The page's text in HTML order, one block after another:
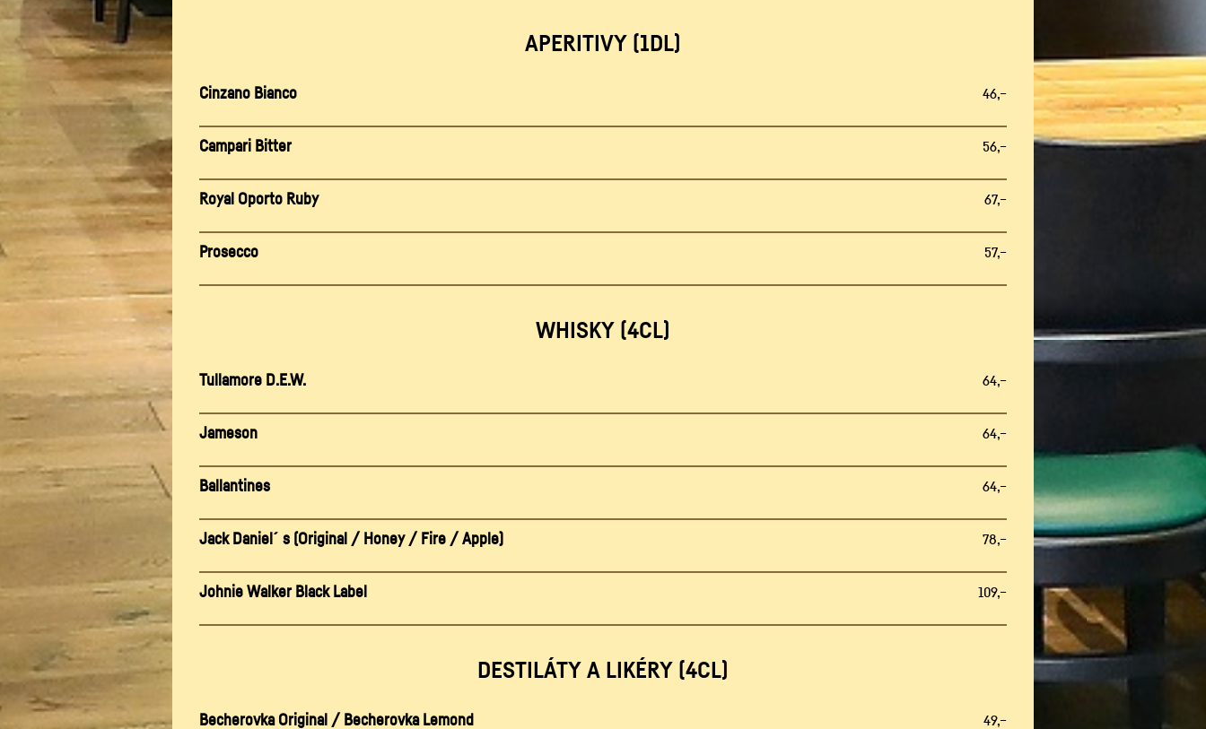
APERITIVY (1DL)
Cinzano Bianco 46,–
Campari Bitter 56,–
Royal Oporto Ruby 67,–
Prosecco 57,–
WHISKY (4CL)
Tullamore D.E.W. 64,–
Jameson 64,–
Ballantines 64,–
Jack Daniel´s (Original / Honey / Fire / Apple) 78,–
Johnie Walker Black Label 109,–
DESTILÁTY A LIKÉRY (4CL)
Becherovka Original / Becherovka Lemond 49,–